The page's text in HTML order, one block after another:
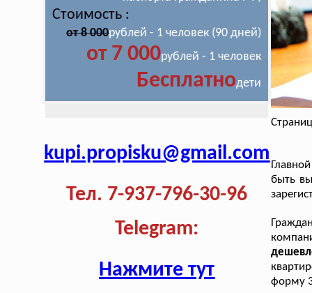
Стоимость :
от 8 000рублей - 1 человек (90 дней)
от 7 000рублей - 1 человек
Бесплатнодети
kupi.propisku@gmail.com
Тел. 7-937-796-30-96
Telegram:
Нажмите тут
быть
форму